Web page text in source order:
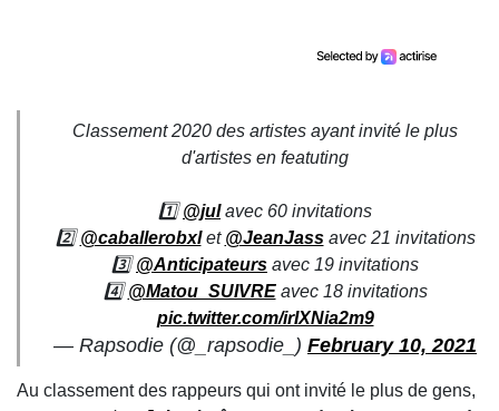
Classement 2020 des artistes ayant invité le plus
d'artistes en featuting
1️⃣@julavec 60 invitations
2️⃣@caballerobxlet @JeanJassavec 21 invitations
3️⃣@Anticipateurs avec 19 invitations
4️⃣@Matou_SUIVREavec 18 invitations
pic.twitter.com/irIXNia2m9
— Rapsodie (@_rapsodie_) February 10, 2021
Au classement des rappeurs qui ont invité le plus de gens,